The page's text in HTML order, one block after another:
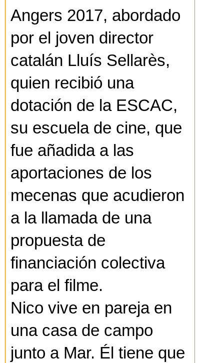
Angers 2017, abordado
por el joven director
catalán Lluís Sellarès,
quien recibió una
dotación de la ESCAC,
su escuela de cine, que
fue añadida a las
aportaciones de los
mecenas que acudieron
a la llamada de una
propuesta de
financiación colectiva
para el filme.
Nico vive en pareja en
una casa de campo
junto a Mar. Él tiene que